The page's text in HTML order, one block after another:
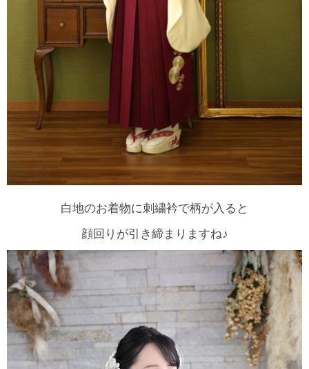
白地のお着物に刺繍衿で柄が入ると
顔回りが引き締まりますね♪